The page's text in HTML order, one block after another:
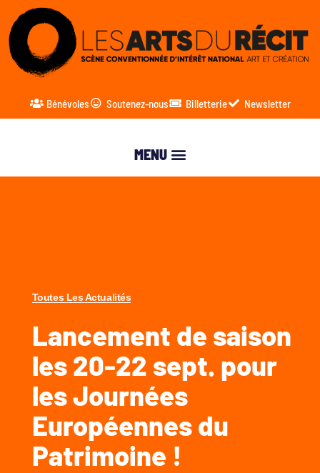
Bénévoles Soutenez-nous Billetterie Newsletter
Toutes Les Actualités
Lancement de saison
les 20-22 sept. pour
les Journées
Européennes du
Patrimoine !